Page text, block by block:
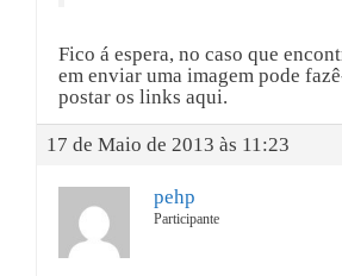
Fico á espera, no caso que
em enviar uma imagem pode
postar os links aqui.
17 de Maio de 2013 às 11:23
pehp
Participante